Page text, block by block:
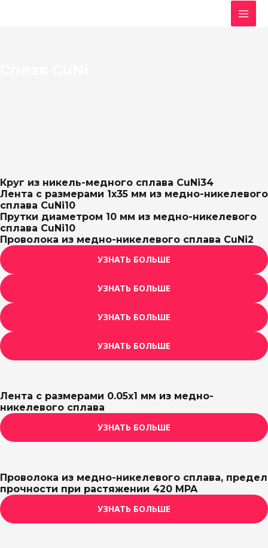
Круг из никель-медного сплава CuNi34
Лента с размерами 1х35 мм из медно-никелевого
сплава CuNi10
Прутки диаметром 10 мм из медно-никелевого
сплава CuNi10
Проволока из медно-никелевого сплава CuNi2
УЗНАТЬ БОЛЬШЕ
УЗНАТЬ БОЛЬШЕ
УЗНАТЬ БОЛЬШЕ
УЗНАТЬ БОЛЬШЕ
Лента с размерами 0.05х1 мм из медно-
никелевого сплава
УЗНАТЬ БОЛЬШЕ
Проволока из медно-никелевого сплава, предел
прочности при растяжении 420 MPA
УЗНАТЬ БОЛЬШЕ